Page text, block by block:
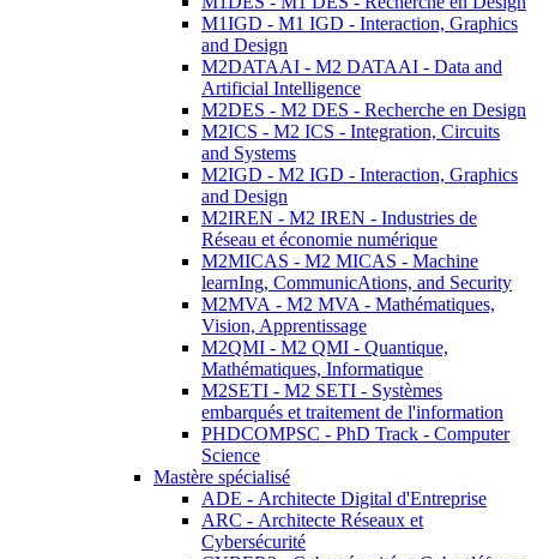
M1IGD - M1 IGD - Interaction, Graphics
and Design
M2DATAAI - M2 DATAAI - Data and
Artificial Intelligence
M2DES - M2 DES - Recherche en Design
M2ICS - M2 ICS - Integration, Circuits
and Systems
M2IGD - M2 IGD - Interaction, Graphics
and Design
M2IREN - M2 IREN - Industries de
Réseau et économie numérique
M2MICAS - M2 MICAS - Machine
learnIng, CommunicAtions, and Security
M2MVA - M2 MVA - Mathématiques,
Vision, Apprentissage
M2QMI - M2 QMI - Quantique,
Mathématiques, Informatique
M2SETI - M2 SETI - Systèmes
embarqués et traitement de l'information
PHDCOMPSC - PhD Track - Computer
Science
Mastère spécialisé
ADE - Architecte Digital d'Entreprise
ARC - Architecte Réseaux et
Cybersécurité